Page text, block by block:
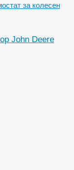
за колесен
John Deere